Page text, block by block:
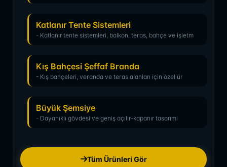
Katlanır Tente Sistemleri
- Katlanır tente sistemleri, balkon, teras, bahçe ve işletm
Kış Bahçesi Şeffaf Branda
- Kış bahçeleri, veranda ve teras alanları için özel ür
Büyük Şemsiye
- Dayanıklı gövdesi ve geniş açılır-kapanır tasarımı
Tüm Ürünleri Gör